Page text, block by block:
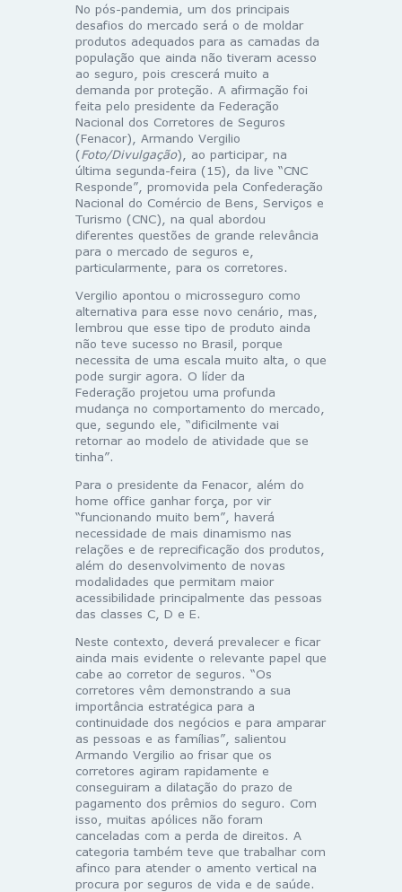
No pós-pandemia, um dos principais
desafios do mercado será o de moldar
produtos adequados para as camadas da
população que ainda não tiveram acesso
ao seguro, pois crescerá muito a
demanda por proteção. A afirmação foi
feita pelo presidente da Federação
Nacional dos Corretores de Seguros
(Fenacor), Armando Vergilio
(Foto/Divulgação), ao participar, na
última segunda-feira (15), da live “CNC
Responde”, promovida pela Confederação
Nacional do Comércio de Bens, Serviços e
Turismo (CNC), na qual abordou
diferentes questões de grande relevância
para o mercado de seguros e,
particularmente, para os corretores.
Vergilio apontou o microsseguro como
alternativa para esse novo cenário, mas,
lembrou que esse tipo de produto ainda
não teve sucesso no Brasil, porque
necessita de uma escala muito alta, o que
pode surgir agora. O líder da
Federação projetou uma profunda
mudança no comportamento do mercado,
que, segundo ele, “dificilmente vai
retornar ao modelo de atividade que se
tinha”.
Para o presidente da Fenacor, além do
home office ganhar força, por vir
“funcionando muito bem”, haverá
necessidade de mais dinamismo nas
relações e de reprecificação dos produtos,
além do desenvolvimento de novas
modalidades que permitam maior
acessibilidade principalmente das pessoas
das classes C, D e E.
Neste contexto, deverá prevalecer e ficar
ainda mais evidente o relevante papel que
cabe ao corretor de seguros. “Os
corretores vêm demonstrando a sua
importância estratégica para a
continuidade dos negócios e para amparar
as pessoas e as famílias”, salientou
Armando Vergilio ao frisar que os
corretores agiram rapidamente e
conseguiram a dilatação do prazo de
pagamento dos prêmios do seguro. Com
isso, muitas apólices não foram
canceladas com a perda de direitos. A
categoria também teve que trabalhar com
afinco para atender o amento vertical na
procura por seguros de vida e de saúde.